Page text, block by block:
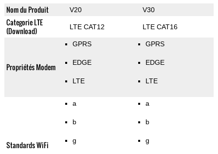
Nom du Produit V20 V30
Categorie LTE
(Download)
LTE CAT12 LTE CAT16
Propriétés Modem
GPRS
EDGE
LTE
GPRS
EDGE
LTE
Standards WiFi
a
b
g
a
b
g